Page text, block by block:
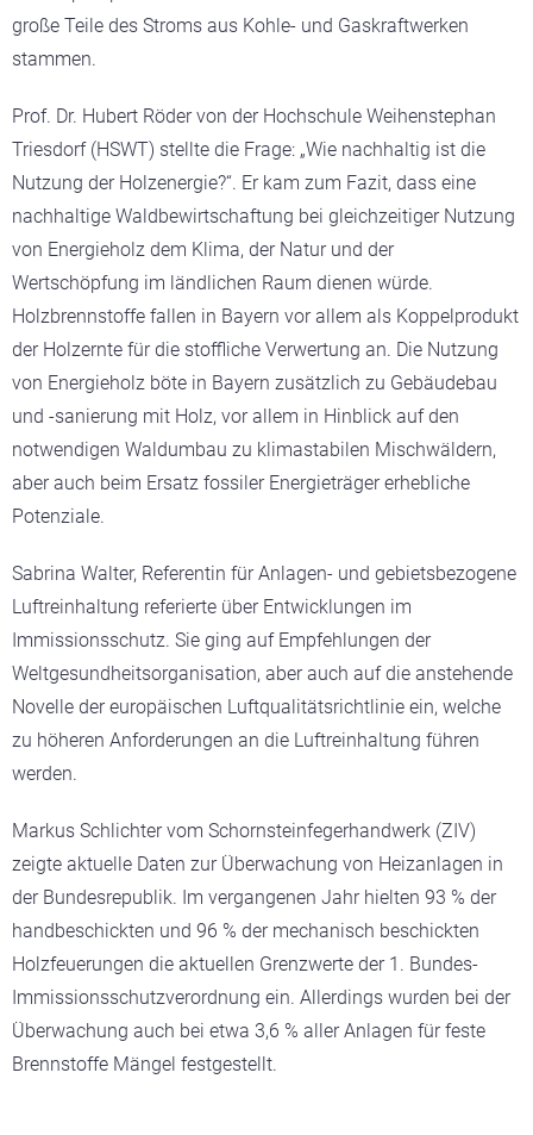
große Teile des Stroms aus Kohle- und Gaskraftwerken
stammen.
Prof. Dr. Hubert Röder von der Hochschule Weihenstephan
Triesdorf (HSWT) stellte die Frage: „Wie nachhaltig ist die
Nutzung der Holzenergie?“. Er kam zum Fazit, dass eine
nachhaltige Waldbewirtschaftung bei gleichzeitiger Nutzung
von Energieholz dem Klima, der Natur und der
Wertschöpfung im ländlichen Raum dienen würde.
Holzbrennstoffe fallen in Bayern vor allem als Koppelprodukt
der Holzernte für die stoffliche Verwertung an. Die Nutzung
von Energieholz böte in Bayern zusätzlich zu Gebäudebau
und -sanierung mit Holz, vor allem in Hinblick auf den
notwendigen Waldumbau zu klimastabilen Mischwäldern,
aber auch beim Ersatz fossiler Energieträger erhebliche
Potenziale.
Sabrina Walter, Referentin für Anlagen- und gebietsbezogene
Luftreinhaltung referierte über Entwicklungen im
Immissionsschutz. Sie ging auf Empfehlungen der
Weltgesundheitsorganisation, aber auch auf die anstehende
Novelle der europäischen Luftqualitätsrichtlinie ein, welche
zu höheren Anforderungen an die Luftreinhaltung führen
werden.
Markus Schlichter vom Schornsteinfegerhandwerk (ZIV)
zeigte aktuelle Daten zur Überwachung von Heizanlagen in
der Bundesrepublik. Im vergangenen Jahr hielten 93 % der
handbeschickten und 96 % der mechanisch beschickten
Holzfeuerungen die aktuellen Grenzwerte der 1. Bundes-
Immissionsschutzverordnung ein. Allerdings wurden bei der
Überwachung auch bei etwa 3,6 % aller Anlagen für feste
Brennstoffe Mängel festgestellt.